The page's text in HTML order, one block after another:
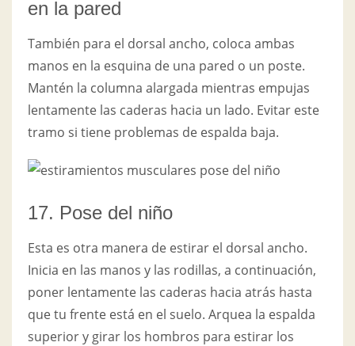
en la pared
También para el dorsal ancho, coloca ambas
manos en la esquina de una pared o un poste.
Mantén la columna alargada mientras empujas
lentamente las caderas hacia un lado. Evitar este
tramo si tiene problemas de espalda baja.
17. Pose del niño
Esta es otra manera de estirar el dorsal ancho.
Inicia en las manos y las rodillas, a continuación,
poner lentamente las caderas hacia atrás hasta
que tu frente está en el suelo. Arquea la espalda
superior y girar los hombros para estirar los